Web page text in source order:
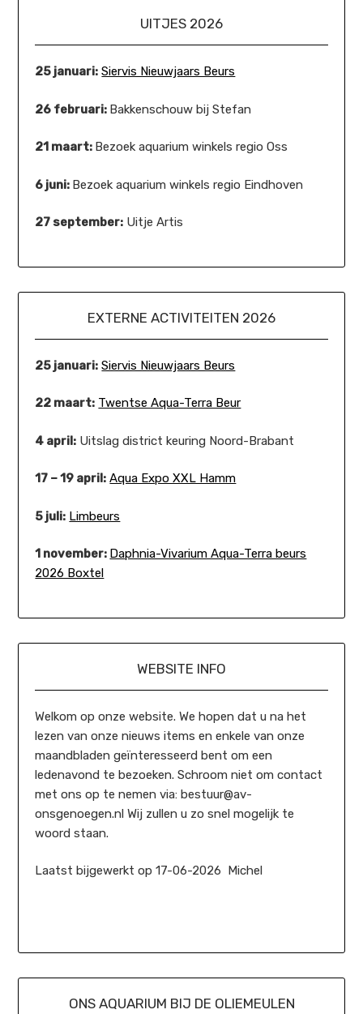
UITJES 2026
25 januari: Siervis Nieuwjaars Beurs
26 februari: Bakkenschouw bij Stefan
21 maart: Bezoek aquarium winkels regio Oss
6 juni: Bezoek aquarium winkels regio Eindhoven
27 september: Uitje Artis
EXTERNE ACTIVITEITEN 2026
25 januari: Siervis Nieuwjaars Beurs
22 maart: Twentse Aqua-Terra Beur
4 april: Uitslag district keuring Noord-Brabant
17 – 19 april: Aqua Expo XXL Hamm
5 juli: Limbeurs
1 november: Daphnia-Vivarium Aqua-Terra beurs
2026 Boxtel
WEBSITE INFO
Welkom op onze website. We hopen dat u na het
lezen van onze nieuws items en enkele van onze
maandbladen geïnteresseerd bent om een
ledenavond te bezoeken. Schroom niet om contact
met ons op te nemen via: bestuur@av-
onsgenoegen.nl Wij zullen u zo snel mogelijk te
woord staan.
Laatst bijgewerkt op 17-06-2026 Michel
ONS AQUARIUM BIJ DE OLIEMEULEN